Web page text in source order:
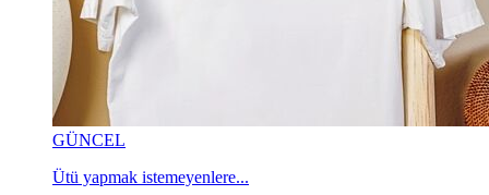
GÜNCEL
Ütü yapmak istemeyenlere...